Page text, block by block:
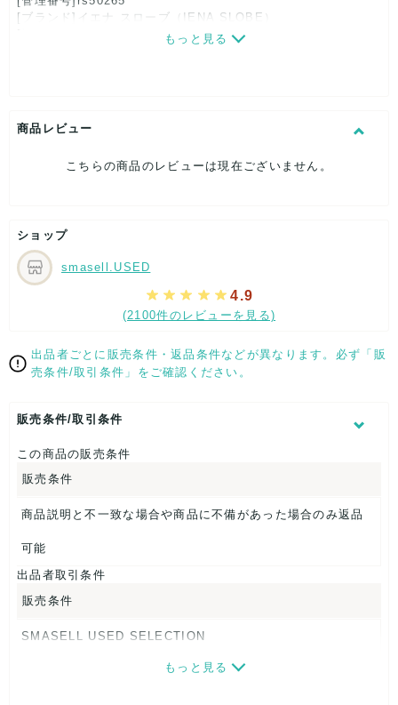
[ブランド]イエナ スローブ（IENA SLOBE）
着丈：約60cm
身幅：約45cm
[付属品]なし
こちらはUSED品になりますので、使用に伴い、
部分的に少々ダメージはございますが、
全体的には、まだまだご活躍頂けるお品になります。
ダメージはできる限り、撮影しておりますので、ご確認下さい
【 サイズ・容量 】
着丈：約60cm
裄丈：約68cm
【 素材・成分 】
素材タグを撮影しておりますので、ご確認下さいませ。
【 商品札 】
なし
もっと見る
商品レビュー
こちらの商品のレビューは現在ございません。
ショップ
smasell.USED
4.9
(2100件のレビューを見る)
出品者ごとに販売条件・返品条件などが異なります。必ず「販
売条件/取引条件」をご確認ください。
販売条件/取引条件
この商品の販売条件
販売条件
商品説明と不一致な場合や商品に不備があった場合のみ返品
可能
出品者取引条件
販売条件
SMASELL USED SELECTION
画像ダウンロードなので、転売にも最適♪
もっと見る